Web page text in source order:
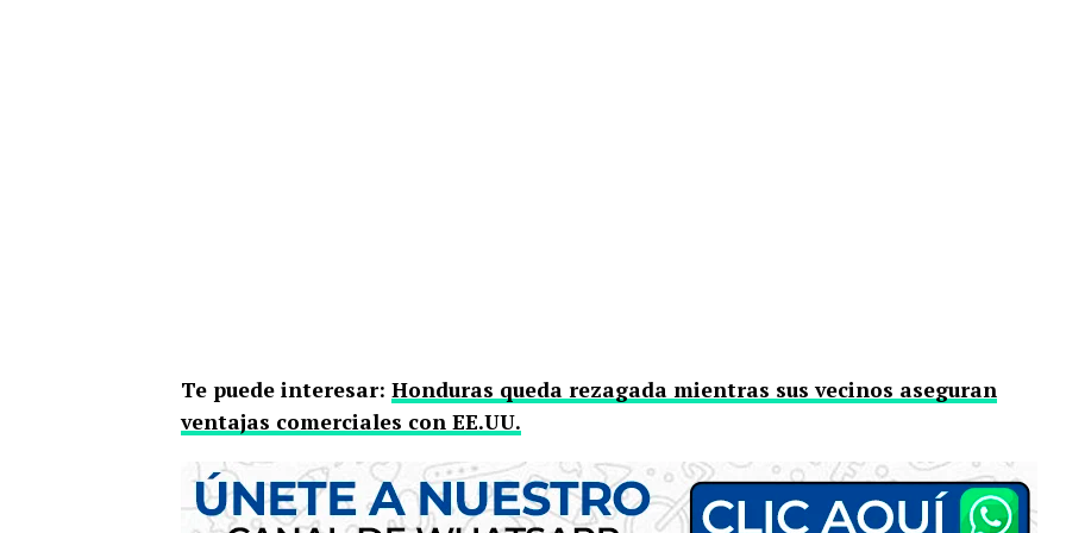
Te puede interesar: Honduras queda rezagada mientras sus vecinos aseguran
ventajas comerciales con EE.UU.